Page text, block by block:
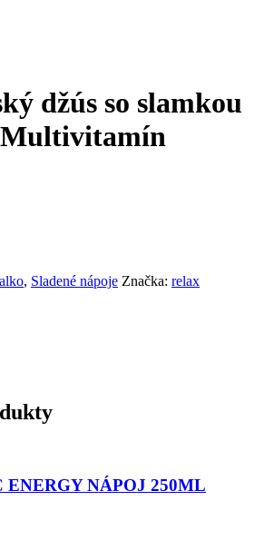
džús so slamkou
Multivitamín
, Sladené nápoje Značka: relax
NÁPOJ 250ML